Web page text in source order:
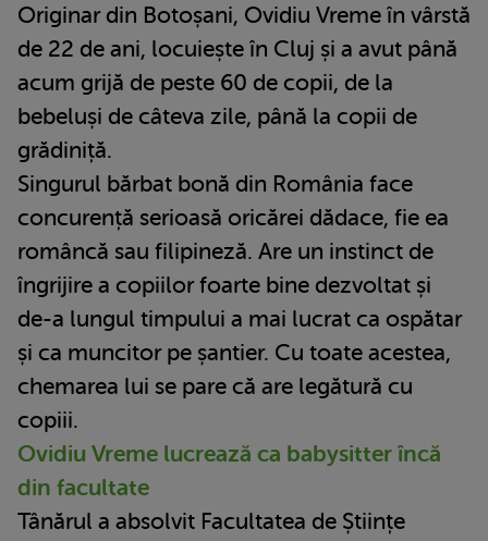
Originar din Botoșani, Ovidiu Vreme în vârstă
de 22 de ani, locuiește în Cluj și a avut până
acum grijă de peste 60 de copii, de la
bebeluși de câteva zile, până la copii de
grădiniță.
Singurul bărbat bonă din România face
concurență serioasă oricărei dădace, fie ea
româncă sau filipineză. Are un instinct de
îngrijire a copiilor foarte bine dezvoltat și
de-a lungul timpului a mai lucrat ca ospătar
și ca muncitor pe șantier. Cu toate acestea,
chemarea lui se pare că are legătură cu
copiii.
Ovidiu Vreme lucrează ca babysitter încă
din facultate
Tânărul a absolvit Facultatea de Științe